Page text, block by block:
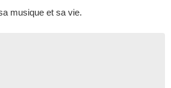
musique et sa vie.